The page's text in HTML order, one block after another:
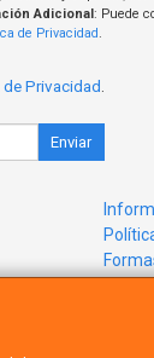
Adicional: Puede
de Privacidad
Privacidad
Enviar